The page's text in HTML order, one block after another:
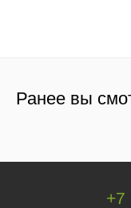
Ранее вы
+7